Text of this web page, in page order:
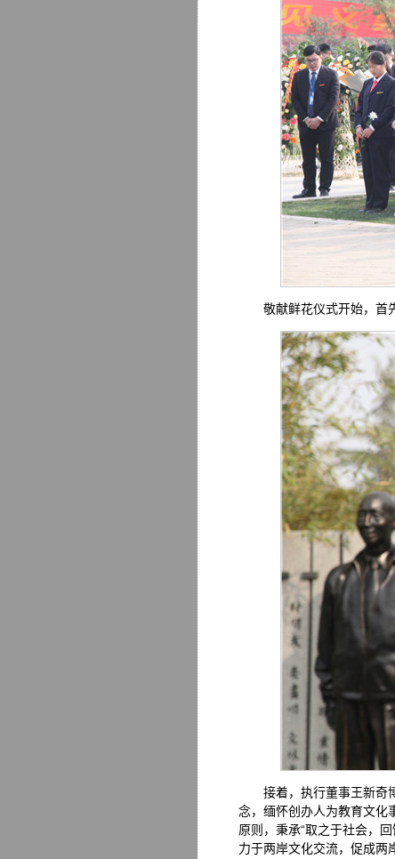
敬献鲜花仪式开始，首
接着，执行董事王新奇
念，缅怀创办人为教育文化
原则，秉承“取之于社会，
力于两岸文化交流，促成两